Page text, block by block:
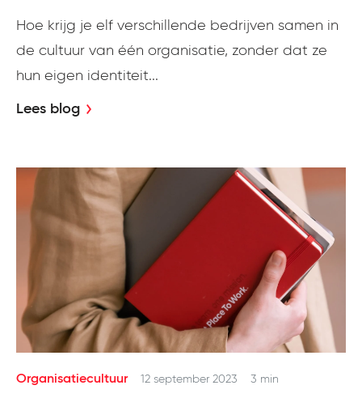
Hoe krijg je elf verschillende bedrijven samen in
de cultuur van één organisatie, zonder dat ze
hun eigen identiteit...
Lees blog
Organisatiecultuur 12 september 2023 3 min